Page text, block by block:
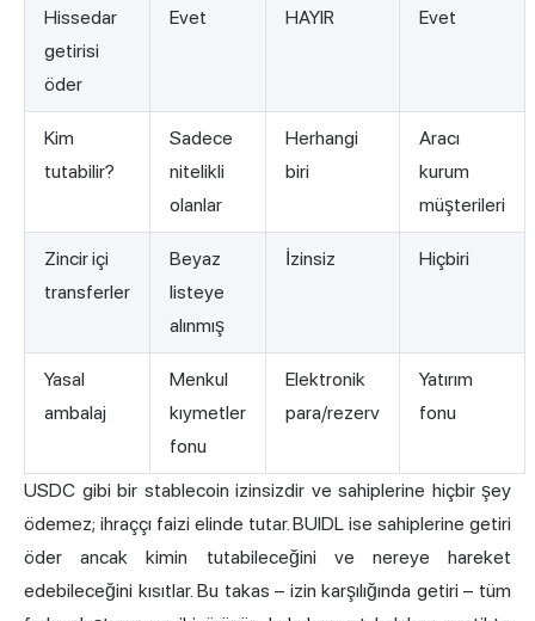
Hissedar
getirisi
öder
Evet HAYIR Evet
Kim
tutabilir?
Sadece
nitelikli
olanlar
Herhangi
biri
Aracı
kurum
müşterileri
Zincir içi
transferler
Beyaz
listeye
alınmış
İzinsiz Hiçbiri
Yasal
ambalaj
Menkul
kıymetler
fonu
Elektronik
para/rezerv
Yatırım
fonu
USDC gibi bir stablecoin izinsizdir ve sahiplerine hiçbir şey
ödemez; ihraççı faizi elinde tutar. BUIDL ise sahiplerine getiri
öder ancak kimin tutabileceğini ve nereye hareket
edebileceğini kısıtlar. Bu takas – izin karşılığında getiri – tüm